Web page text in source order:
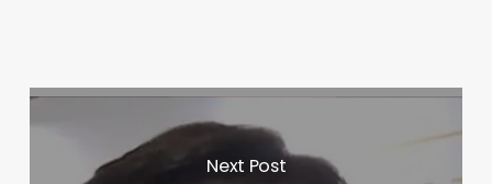
Next Post